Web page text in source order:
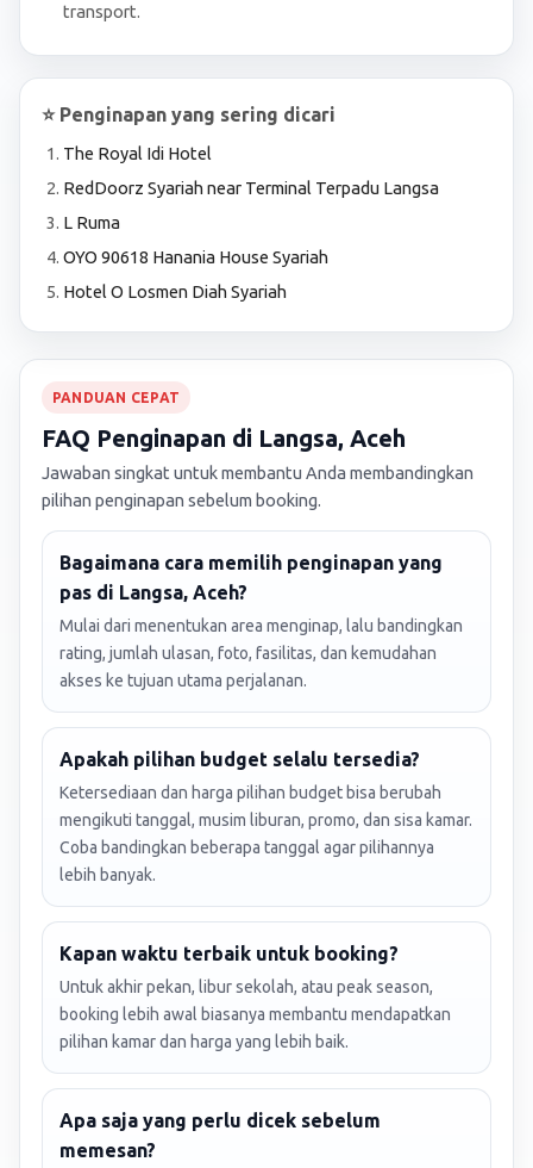
transport.
⭐ Penginapan yang sering dicari
The Royal Idi Hotel
RedDoorz Syariah near Terminal Terpadu Langsa
L Ruma
OYO 90618 Hanania House Syariah
Hotel O Losmen Diah Syariah
PANDUAN CEPAT
FAQ Penginapan di Langsa, Aceh
Jawaban singkat untuk membantu Anda membandingkan
pilihan penginapan sebelum booking.
Bagaimana cara memilih penginapan yang
pas di Langsa, Aceh?
Mulai dari menentukan area menginap, lalu bandingkan
rating, jumlah ulasan, foto, fasilitas, dan kemudahan
akses ke tujuan utama perjalanan.
Apakah pilihan budget selalu tersedia?
Ketersediaan dan harga pilihan budget bisa berubah
mengikuti tanggal, musim liburan, promo, dan sisa kamar.
Coba bandingkan beberapa tanggal agar pilihannya
lebih banyak.
Kapan waktu terbaik untuk booking?
Untuk akhir pekan, libur sekolah, atau peak season,
booking lebih awal biasanya membantu mendapatkan
pilihan kamar dan harga yang lebih baik.
Apa saja yang perlu dicek sebelum
memesan?